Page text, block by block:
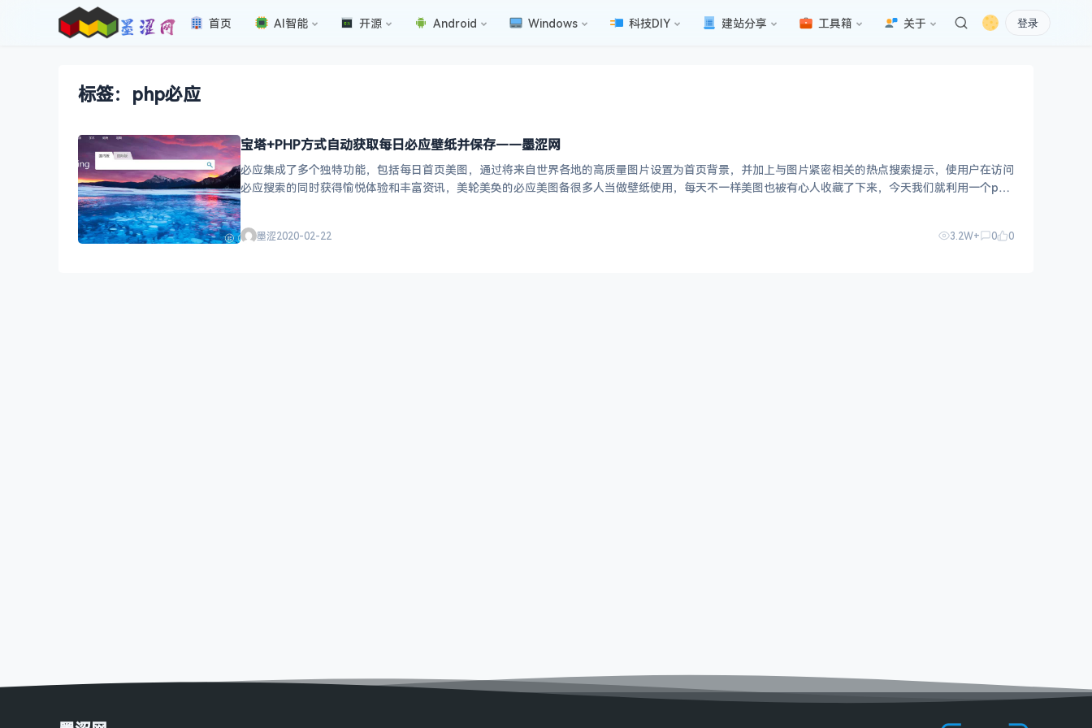
首页 AI智能 开源 Android Windows 科技DIY 建站分享 工具箱 关于 登录
标签：php必应
宝塔+PHP方式自动获取每日必应壁纸并保存——墨涩网
必应集成了多个独特功能，包括每日首页美图，通过将来自世界各地的高质量图片设置为首页背景，并加上与图片紧密相关的热点搜索提示，使用户在访问
必应搜索的同时获得愉悦体验和丰富资讯，美轮美奂的必应美图备很多人当做壁纸使用，每天不一样美图也被有心人收藏了下来，今天我们就利用一个php
墨涩2020-02-22 3.2W+ 0 0